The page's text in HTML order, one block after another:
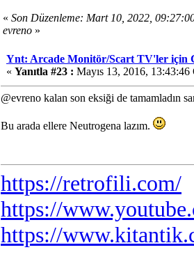
« Son Düzenleme: Mart 10, 2022,
evreno »
Ynt: Arcade Monitör/Scart TV'ler için
« Yanıtla #23 : Mayıs 13, 2016, 13:43:46
@evreno kalan son eksiği de tamamladın
Bu arada ellere Neutrogena lazım.
https://retrofili.com/
https://
https://